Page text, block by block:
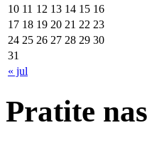
« jul
10 11 12 13 14 15 16
17 18 19 20 21 22 23
24 25 26 27 28 29 30
31
Pratite